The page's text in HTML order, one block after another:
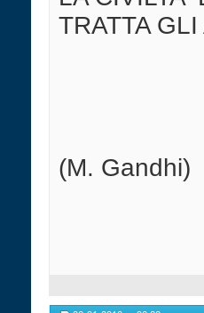
TRATTA
(M. Gandhi)